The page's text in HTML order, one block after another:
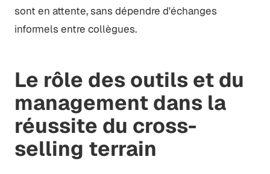
sont en attente, sans dépendre d'échanges
informels entre collègues.
Le rôle des outils et du
management dans la
réussite du cross-
selling terrain